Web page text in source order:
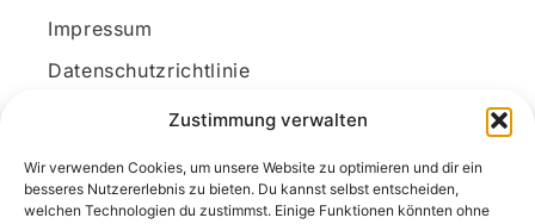
Zustimmung verwalten
Wir verwenden Cookies, um unsere Website zu optimieren und dir ein
besseres Nutzererlebnis zu bieten. Du kannst selbst entscheiden,
welchen Technologien du zustimmst. Einige Funktionen könnten ohne
Impressum
Datenschutzrichtlinie
Kundenkonto
Unsere Kontaktdaten
E-Mail: kontakt@docanonym.com